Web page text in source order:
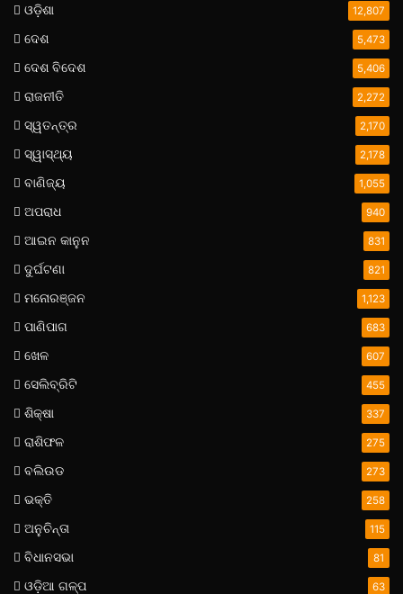
ଓଡ଼ିଶା 12,807
ଦେଶ 5,473
ଦେଶ ବିଦେଶ 5,406
ରାଜନୀତି 2,272
ସ୍ୱତନ୍ତ୍ର 2,170
ସ୍ୱାସ୍ଥ୍ୟ 2,178
ବାଣିଜ୍ୟ 1,055
ଅପରାଧ 940
ଆଇନ କାନୁନ 831
ଦୁର୍ଘଟଣା 821
ମନୋରଞ୍ଜନ 1,123
ପାଣିପାଗ 683
ଖେଳ 607
ସେଲିବ୍ରିଟି 455
ଶିକ୍ଷା 337
ରାଶିଫଳ 275
ବଲିଉଡ 273
ଭକ୍ତି 258
ଅନୁଚିନ୍ତା 115
ବିଧାନସଭା 81
ଓଡ଼ିଆ ଗଳ୍ପ 63